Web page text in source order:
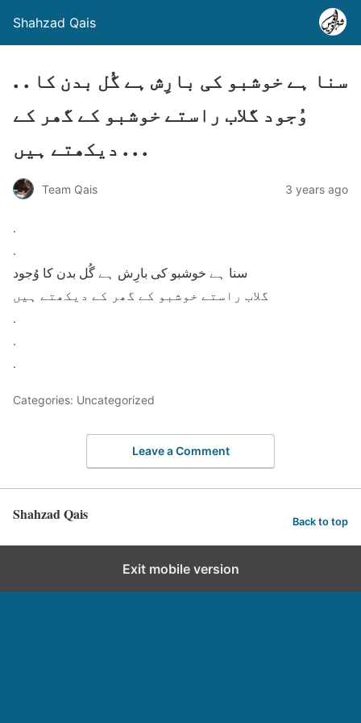
Shahzad Qais
. . سنا ہے خوشبو کی بارِش ہے گُل بدن کا
وُجود گلاب راستے خوشبو کے گھر کے
دیکھتے ہیں . . .
Team Qais 3 years ago
.
.
سنا ہے خوشبو کی بارِش ہے گُل بدن کا وُجود
گلاب راستے خوشبو کے گھر کے دیکھتے ہیں
.
.
.
Categories: Uncategorized
Leave a Comment
Shahzad Qais Back to top
Exit mobile version